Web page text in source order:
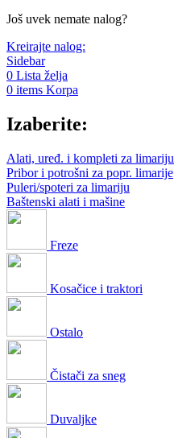
Još uvek nemate nalog?
Kreirajte nalog:
Sidebar
0 Lista želja
0 items Korpa
Izaberite:
Alati, uređ. i kompleti za limariju
Pribor i potrošni za popr. limarije
Puleri/spoteri za limariju
Baštenski alati i mašine
Freze
Kosačice i traktori
Ostalo
Čistači za sneg
Duvaljke